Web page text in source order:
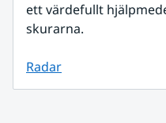
ett värdefullt
skurarna.
Radar